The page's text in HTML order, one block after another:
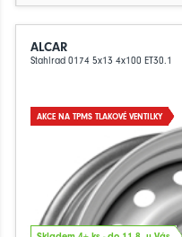
ALCAR
Stahlrad 0174 5x13 4x100 ET30.1
AKCE NA TPMS TLAKOVÉ VENTILKY